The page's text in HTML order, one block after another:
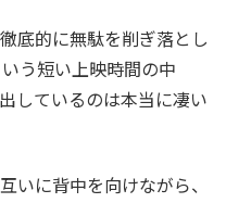
底的に無駄を削ぎ落とし
う短い上映時間の中
しているのは本当に凄い
に背中を向けながら、